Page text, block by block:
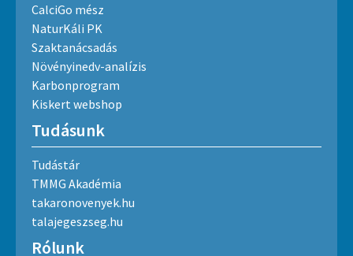
CalciGo mész
NaturKáli PK
Szaktanácsadás
Növényinedv-analízis
Karbonprogram
Kiskert webshop
Tudásunk
Tudástár
TMMG Akadémia
takaronovenyek.hu
talajegeszseg.hu
Rólunk